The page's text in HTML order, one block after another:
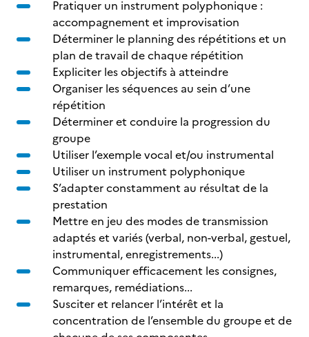
Pratiquer un instrument polyphonique :
accompagnement et improvisation
Déterminer le planning des répétitions et un
plan de travail de chaque répétition
Expliciter les objectifs à atteindre
Organiser les séquences au sein d’une
répétition
Déterminer et conduire la progression du
groupe
Utiliser l’exemple vocal et/ou instrumental
Utiliser un instrument polyphonique
S’adapter constamment au résultat de la
prestation
Mettre en jeu des modes de transmission
adaptés et variés (verbal, non-verbal, gestuel,
instrumental, enregistrements...)
Communiquer efficacement les consignes,
remarques, remédiations...
Susciter et relancer l’intérêt et la
concentration de l’ensemble du groupe et de